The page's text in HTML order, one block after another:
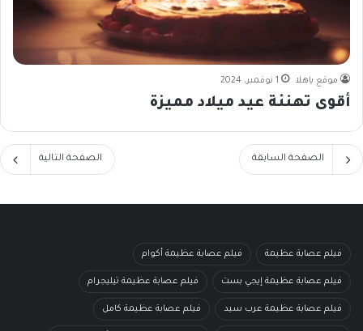
موقع ياهلا 1 نوفمبر، 2024
أقوى تهنئة عيد ميلاد مميزة
الصفحة السابقة الصفحة التالية
فيلم عصابة عظيمة فيلم عصابة عظيمة أكوام
فيلم عصابة عظيمة إيجي بست فيلم عصابة عظيمة تيليجرام
فيلم عصابة عظيمة عرب سيد فيلم عصابة عظيمة كامل